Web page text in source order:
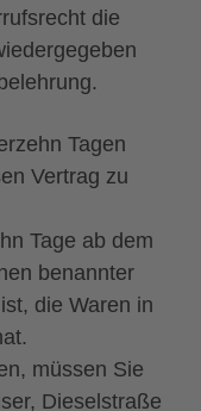
die
Tagen
Vertrag zu
Tage ab dem
benannter
die Waren in
müssen Sie
Dieselstraße